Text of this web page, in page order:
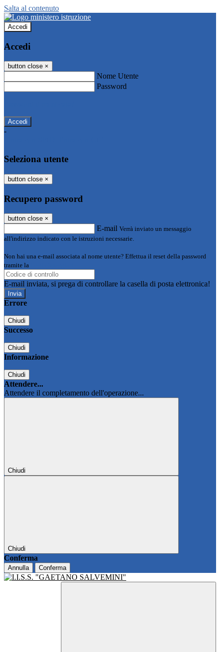
Salta al contenuto
Accedi
Accedi
button close ×
Nome Utente
Password
-
Seleziona utente
button close ×
Recupero password
button close ×
E-mail Verrà inviato un messaggio
all'indirizzo indicato con le istruzioni necessarie.
Non hai una e-mail associata al nome utente? Effettua il reset della password
tramite la
E-mail inviata, si prega di controllare la casella di posta elettronica!
Errore
Chiudi
Successo
Chiudi
Informazione
Chiudi
Attendere...
Attendere il completamento dell'operazione...
Chiudi
Chiudi
Conferma
Annulla Conferma